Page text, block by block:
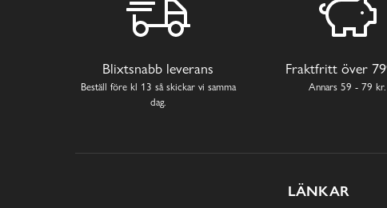
Blixtsnabb leverans
Beställ före kl 13 så skickar vi samma
dag.
Fraktfritt över
Annars 59 - 79 kr.
LÄNKAR